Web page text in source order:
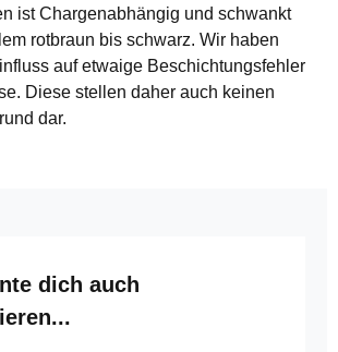
ist Chargenabhängig und schwankt
rotbraun bis schwarz. Wir haben
auf etwaige Beschichtungsfehler
Diese stellen daher auch keinen
dar.
überspringen
dich auch